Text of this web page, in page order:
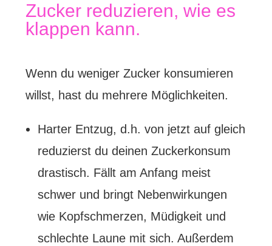
Zucker reduzieren, wie es
klappen kann.
Wenn du weniger Zucker konsumieren
willst, hast du mehrere Möglichkeiten.
Harter Entzug, d.h. von jetzt auf gleich
reduzierst du deinen Zuckerkonsum
drastisch. Fällt am Anfang meist
schwer und bringt Nebenwirkungen
wie Kopfschmerzen, Müdigkeit und
schlechte Laune mit sich. Außerdem